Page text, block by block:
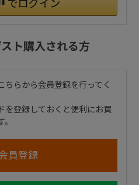
ト購入される方
らから会員登録を行ってく
を登録しておくと便利にお買